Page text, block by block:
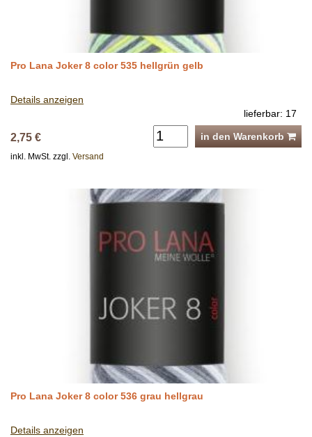
Pro Lana Joker 8 color 535 hellgrün gelb
Details anzeigen
lieferbar: 17
2,75 € in den Warenkorb
inkl. MwSt. zzgl. Versand
Pro Lana Joker 8 color 536 grau hellgrau
Details anzeigen